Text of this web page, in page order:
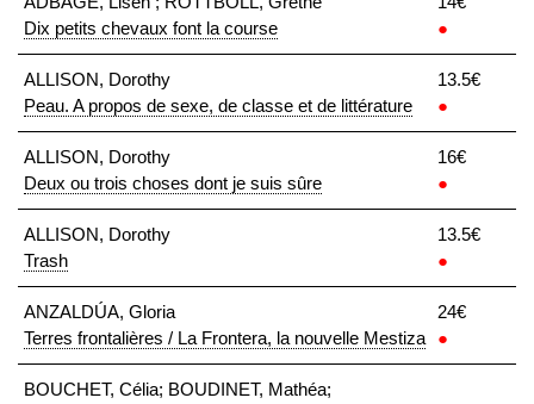
Dix petits chevaux font la course
●
ALLISON, Dorothy
Peau. A propos de sexe, de classe et de littérature
13.5€
●
ALLISON, Dorothy
Deux ou trois choses dont je suis sûre
16€
●
ALLISON, Dorothy
Trash
13.5€
●
ANZALDÚA, Gloria
Terres frontalières / La Frontera, la nouvelle Mestiza
24€
●
BOUCHET, Célia; BOUDINET, Mathéa;